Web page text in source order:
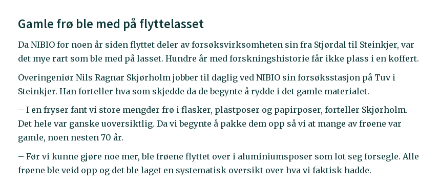
Gamle frø ble med på flyttelasset
Da NIBIO for noen år siden flyttet deler av forsøksvirksomheten sin fra Stjørdal til Steinkjer, var
det mye rart som ble med på lasset. Hundre år med forskningshistorie får ikke plass i en koffert.
Overingeniør Nils Ragnar Skjørholm jobber til daglig ved NIBIO sin forsøksstasjon på Tuv i
Steinkjer. Han forteller hva som skjedde da de begynte å rydde i det gamle materialet.
– I en fryser fant vi store mengder frø i flasker, plastposer og papirposer, forteller Skjørholm.
Det hele var ganske uoversiktlig. Da vi begynte å pakke dem opp så vi at mange av frøene var
gamle, noen nesten 70 år.
– Før vi kunne gjøre noe mer, ble frøene flyttet over i aluminiumsposer som lot seg forsegle. Alle
frøene ble veid opp og det ble laget en systematisk oversikt over hva vi faktisk hadde.